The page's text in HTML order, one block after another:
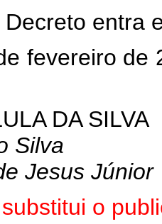
entra
fevereiro de
DA SILVA
Silva
Jesus Júnior
o